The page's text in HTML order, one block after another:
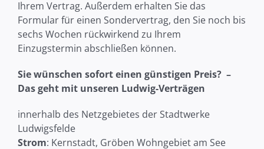
Ihrem Vertrag. Außerdem erhalten Sie das
Formular für einen Sondervertrag, den Sie noch bis
sechs Wochen rückwirkend zu Ihrem
Einzugstermin abschließen können.
Sie wünschen sofort einen günstigen Preis? –
Das geht mit unseren Ludwig-Verträgen
innerhalb des Netzgebietes der Stadtwerke
Ludwigsfelde
Strom: Kernstadt, Gröben Wohngebiet am See